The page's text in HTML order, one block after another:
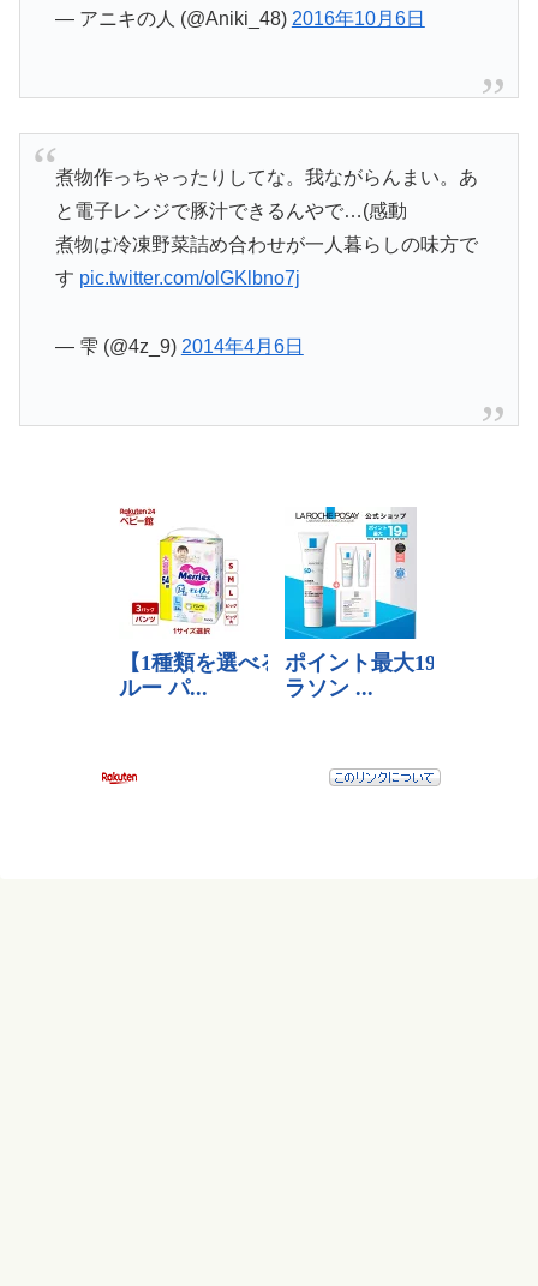
— アニキの人 (@Aniki_48) 2016年10月6日
煮物作っちゃったりしてな。我ながらんまい。あ
と電子レンジで豚汁できるんやで…(感動
煮物は冷凍野菜詰め合わせが一人暮らしの味方で
す pic.twitter.com/olGKlbno7j
— 雫 (@4z_9) 2014年4月6日